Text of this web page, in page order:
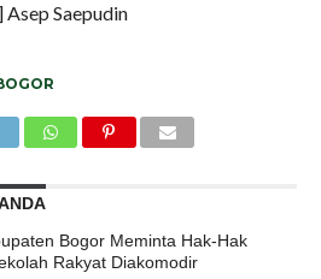
Saepudin
Bogor Meminta Hak-Hak
Rakyat Diakomodir